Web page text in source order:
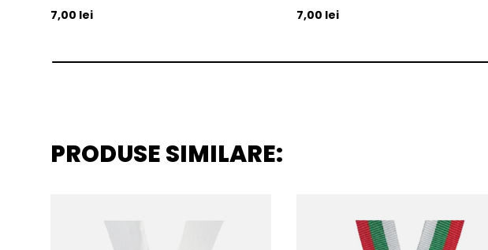
Pret initial
7,00 lei Pret initial
7,00 lei
PRODUSE SIMILARE: